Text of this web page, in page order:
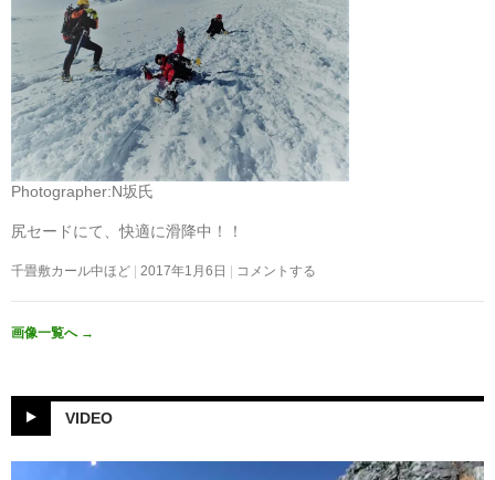
Photographer:N坂氏
尻セードにて、快適に滑降中！！
千畳敷カール中ほど 2017年1月6日 コメントする
画像一覧へ →
VIDEO